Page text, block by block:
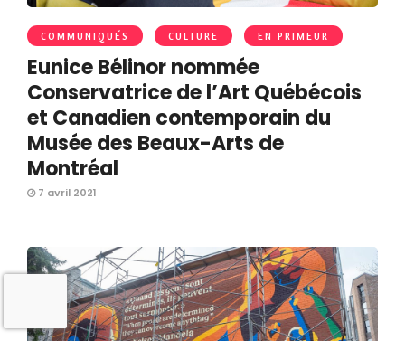
COMMUNIQUÉS CULTURE EN PRIMEUR
Eunice Bélinor nommée
Conservatrice de l’Art Québécois
et Canadien contemporain du
Musée des Beaux-Arts de
Montréal
7 avril 2021